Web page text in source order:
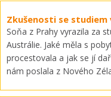
Zkušenosti se studiem
Soňa z Prahy vyrazila za
Austrálie. Jaké měla s
procestovala a jak se jí
nám poslala z Nového